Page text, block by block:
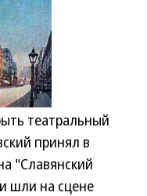
театральный
принял в
"Славянский
шли на сцене